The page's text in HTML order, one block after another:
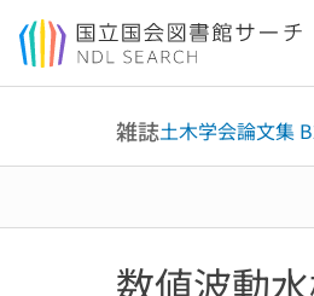
本文へ移動
雑誌土木学会論文集
数値波動